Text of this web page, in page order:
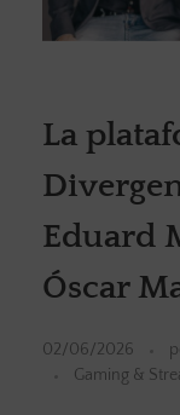
La
Eduard
Óscar
02/06/2026
Gaming &